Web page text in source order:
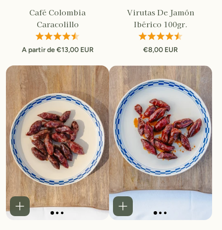
Café Colombia
Caracolillo
A partir de €13,00 EUR
Virutas De Jamón
Ibérico 100gr.
€8,00 EUR